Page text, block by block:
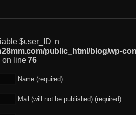
$user_ID in
public_html/blog/wp-
on line 76
Name (required)
Mail (will not be published) (required)